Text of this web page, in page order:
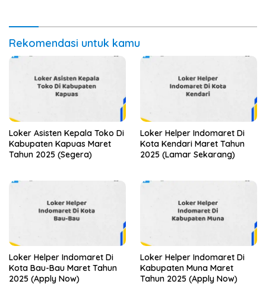
Rekomendasi untuk kamu
Loker Asisten Kepala Toko Di
Kabupaten Kapuas Maret
Tahun 2025 (Segera)
Loker Helper Indomaret Di
Kota Kendari Maret Tahun
2025 (Lamar Sekarang)
Loker Helper Indomaret Di
Kota Bau-Bau Maret Tahun
2025 (Apply Now)
Loker Helper Indomaret Di
Kabupaten Muna Maret
Tahun 2025 (Apply Now)